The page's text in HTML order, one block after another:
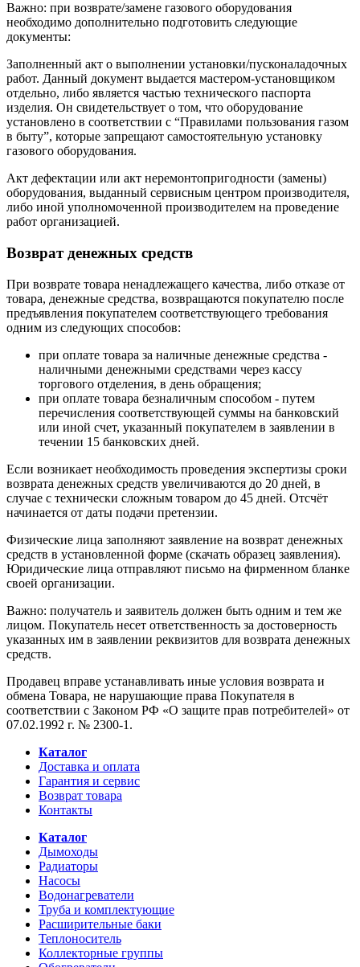
Важно: при возврате/замене газового оборудования
необходимо дополнительно подготовить следующие
документы:
Заполненный акт о выполнении установки/пусконаладочных
работ. Данный документ выдается мастером-установщиком
отдельно, либо является частью технического паспорта
изделия. Он свидетельствует о том, что оборудование
установлено в соответствии с “Правилами пользования газом
в быту”, которые запрещают самостоятельную установку
газового оборудования.
Акт дефектации или акт неремонтопригодности (замены)
оборудования, выданный сервисным центром производителя,
либо иной уполномоченной производителем на проведение
работ организацией.
Возврат денежных средств
При возврате товара ненадлежащего качества, либо отказе от
товара, денежные средства, возвращаются покупателю после
предъявления покупателем соответствующего требования
одним из следующих способов:
при оплате товара за наличные денежные средства -
наличными денежными средствами через кассу
торгового отделения, в день обращения;
при оплате товара безналичным способом - путем
перечисления соответствующей суммы на банковский
или иной счет, указанный покупателем в заявлении в
течении 15 банковских дней.
Если возникает необходимость проведения экспертизы сроки
возврата денежных средств увеличиваются до 20 дней, в
случае с технически сложным товаром до 45 дней. Отсчёт
начинается от даты подачи претензии.
Физические лица заполняют заявление на возврат денежных
средств в установленной форме (скачать образец заявления).
Юридические лица отправляют письмо на фирменном бланке
своей организации.
Важно: получатель и заявитель должен быть одним и тем же
лицом. Покупатель несет ответственность за достоверность
указанных им в заявлении реквизитов для возврата денежных
средств.
Продавец вправе устанавливать иные условия возврата и
обмена Товара, не нарушающие права Покупателя в
соответствии с Законом РФ «О защите прав потребителей» от
07.02.1992 г. № 2300-1.
Каталог
Доставка и оплата
Гарантия и сервис
Возврат товара
Контакты
Каталог
Дымоходы
Радиаторы
Насосы
Водонагреватели
Труба и комплектующие
Расширительные баки
Теплоноситель
Коллекторные группы